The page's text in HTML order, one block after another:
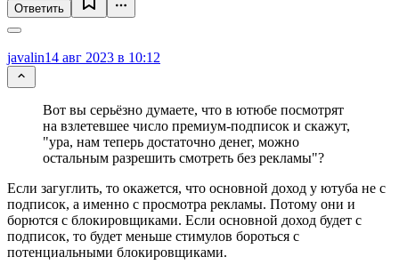
Ответить
javalin14 авг 2023 в 10:12
Вот вы серьёзно думаете, что в ютюбе посмотрят
на взлетевшее число премиум-подписок и скажут,
"ура, нам теперь достаточно денег, можно
остальным разрешить смотреть без рекламы"?
Если загуглить, то окажется, что основной доход у ютуба не с
подписок, а именно с просмотра рекламы. Потому они и
борются с блокировщиками. Если основной доход будет с
подписок, то будет меньше стимулов бороться с
потенциальными блокировщиками.